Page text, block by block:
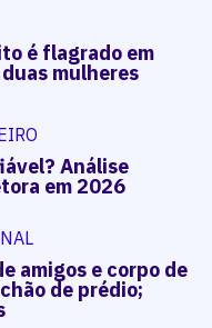
é flagrado em
mulheres
Análise
em 2026
amigos e corpo de
de prédio;